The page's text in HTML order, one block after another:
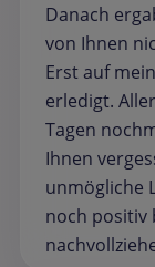
Danach
von Ihnen
Erst auf
erledigt.
Tagen
Ihnen
unmögliche
noch positiv